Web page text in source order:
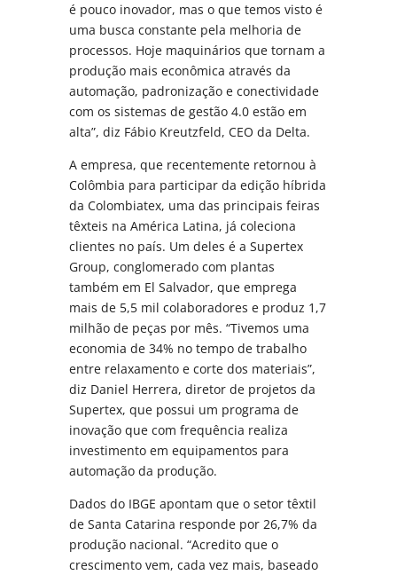
é pouco inovador, mas o que temos visto é
uma busca constante pela melhoria de
processos. Hoje maquinários que tornam a
produção mais econômica através da
automação, padronização e conectividade
com os sistemas de gestão 4.0 estão em
alta”, diz Fábio Kreutzfeld, CEO da Delta.
A empresa, que recentemente retornou à
Colômbia para participar da edição híbrida
da Colombiatex, uma das principais feiras
têxteis na América Latina, já coleciona
clientes no país. Um deles é a Supertex
Group, conglomerado com plantas
também em El Salvador, que emprega
mais de 5,5 mil colaboradores e produz 1,7
milhão de peças por mês. “Tivemos uma
economia de 34% no tempo de trabalho
entre relaxamento e corte dos materiais”,
diz Daniel Herrera, diretor de projetos da
Supertex, que possui um programa de
inovação que com frequência realiza
investimento em equipamentos para
automação da produção.
Dados do IBGE apontam que o setor têxtil
de Santa Catarina responde por 26,7% da
produção nacional. “Acredito que o
crescimento vem, cada vez mais, baseado